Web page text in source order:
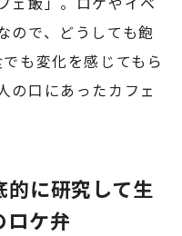
ので、どうしても飽
も変化を感じてもら
の口にあったカフェ
に研究して生
ロケ弁